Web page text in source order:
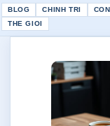
BLOG CHINH TRI
THE GIOI